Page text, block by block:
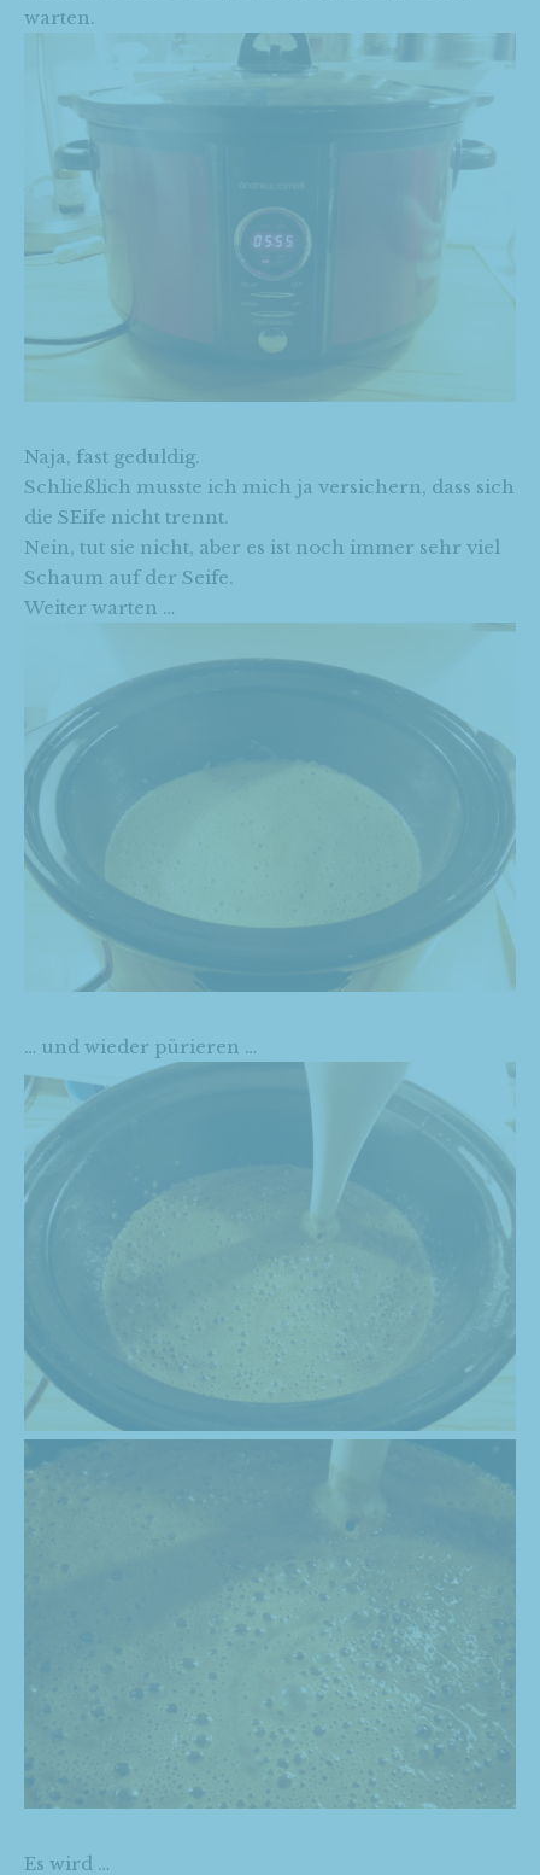
warten.
Naja, fast geduldig.
Schließlich musste ich mich ja versichern, dass sich
die SEife nicht trennt.
Nein, tut sie nicht, aber es ist noch immer sehr viel
Schaum auf der Seife.
Weiter warten …
… und wieder pürieren …
Es wird …